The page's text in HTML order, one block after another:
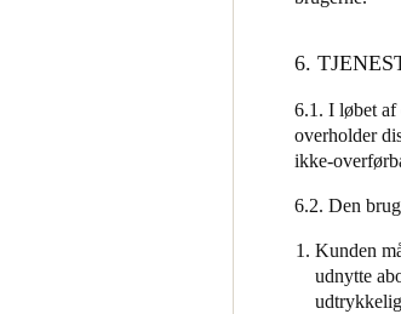
6.
6.1. I løbet af
overholder
ikke-
6.2. Den
Kunden
udnytte